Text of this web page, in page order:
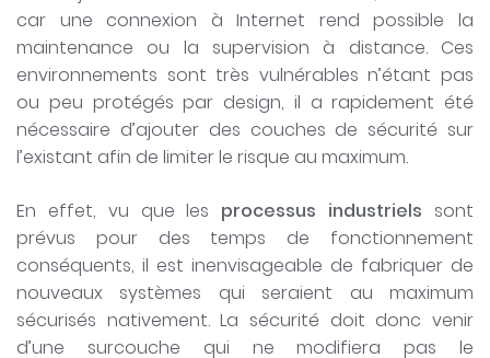
car une connexion à Internet rend possible la
maintenance ou la supervision à distance. Ces
environnements sont très vulnérables n’étant pas
ou peu protégés par design, il a rapidement été
nécessaire d’ajouter des couches de sécurité sur
l’existant afin de limiter le risque au maximum.
En effet, vu que les processus industriels sont
prévus pour des temps de fonctionnement
conséquents, il est inenvisageable de fabriquer de
nouveaux systèmes qui seraient au maximum
sécurisés nativement. La sécurité doit donc venir
d’une surcouche qui ne modifiera pas le